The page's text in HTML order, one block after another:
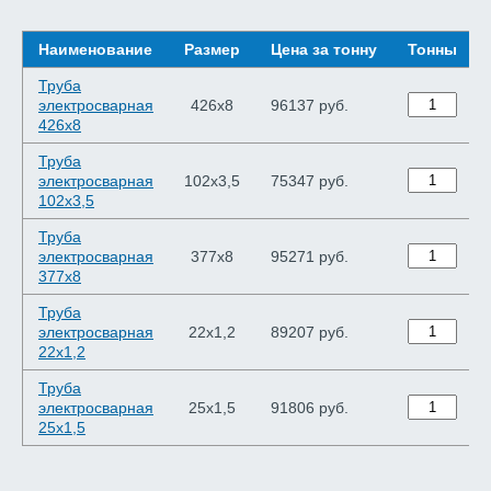
Наименование Размер Цена за тонну Тонны
Труба
электросварная
426х8
426х8 96137 руб.
Труба
электросварная
102х3,5
102х3,5 75347 руб.
Труба
электросварная
377х8
377х8 95271 руб.
Труба
электросварная
22х1,2
22х1,2 89207 руб.
Труба
электросварная
25х1,5
25х1,5 91806 руб.